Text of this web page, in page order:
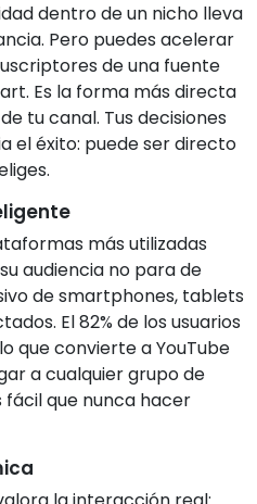
dentro de un nicho lleva
Pero puedes acelerar
de una fuente
Es la forma más directa
tu canal. Tus decisiones
el éxito: puede ser directo
más utilizadas
audiencia no para de
de smartphones, tablets
El 82% de los usuarios
que convierte a YouTube
a cualquier grupo de
fácil que nunca hacer